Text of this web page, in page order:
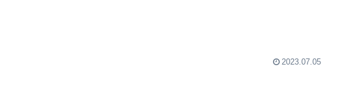
2023.07.05